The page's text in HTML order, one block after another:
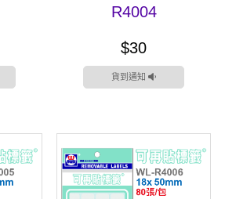
R4004
$30
貨到通知